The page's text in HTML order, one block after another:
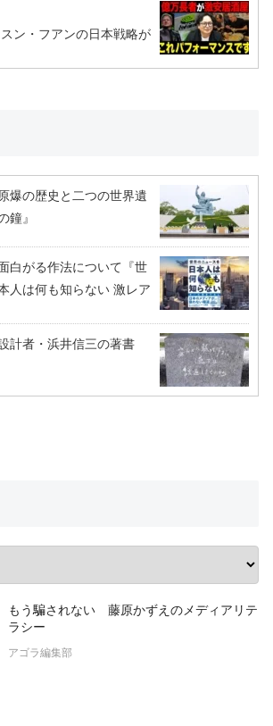
スン・フアンの日本戦略が
爆の歴史と二つの世界遺
鐘』
白がる作法について『世
人は何も知らない 激レア
計者・浜井信三の著書
もう騙されない 藤原かずえのメディアリテ
ラシー
アゴラ編集部